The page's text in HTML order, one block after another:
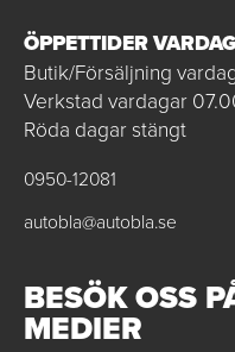
ÖPPETTIDER
Butik/Försäljning
Verkstad vardagar
Röda dagar stängt
0950-12081
autobla@autobla.se
BESÖK OSS
MEDIER